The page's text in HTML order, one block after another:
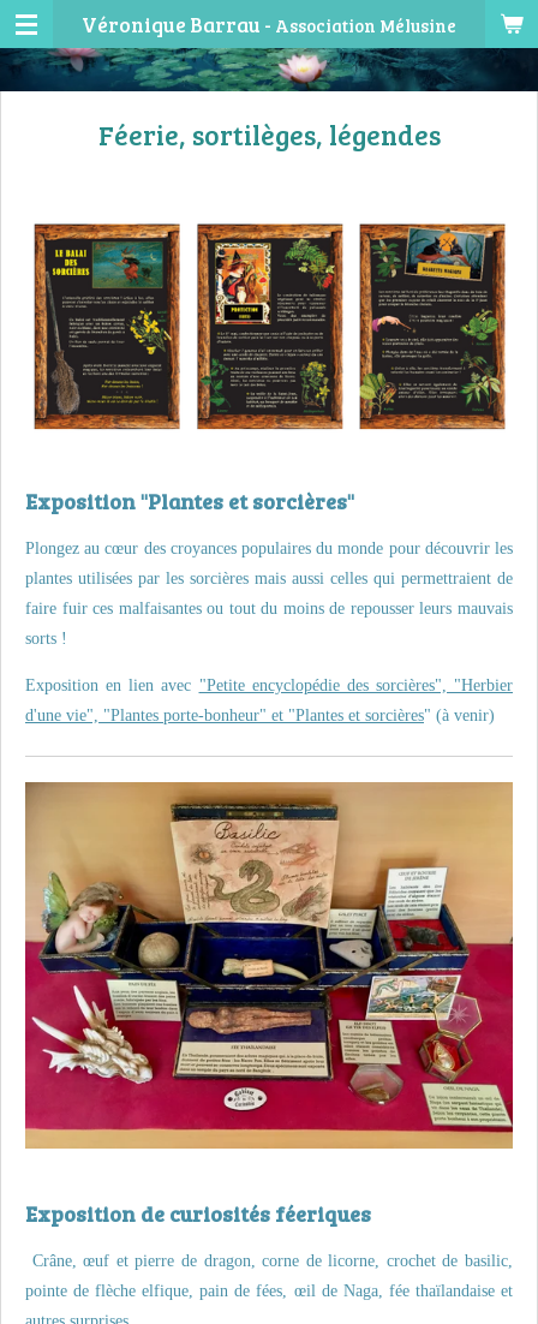
Passer
au
Véronique Barrau - Association Mélusine
Féerie, sortilèges, légendes
Exposition "Plantes et sorcières"
Plongez au cœur des croyances populaires du monde pour découvrir les
plantes utilisées par les sorcières mais aussi celles qui permettraient de
faire fuir ces malfaisantes ou tout du moins de repousser leurs mauvais
sorts !
Exposition en lien avec "Petite encyclopédie des sorcières", "Herbier
d'une vie", "Plantes porte-bonheur" et "Plantes et sorcières" (à venir)
Exposition de curiosités féeriques
Crâne, œuf et pierre de dragon, corne de licorne, crochet de basilic,
pointe de flèche elfique, pain de fées, œil de Naga, fée thaïlandaise et